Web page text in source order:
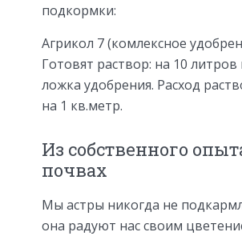
подкормки:
Агрикол 7 (комлексное
Готовят раствор: на 10 литров
ложка удобрения. Расход
на 1 кв.метр.
Из собственного
почвах
Мы астры никогда не
она радуют нас своим